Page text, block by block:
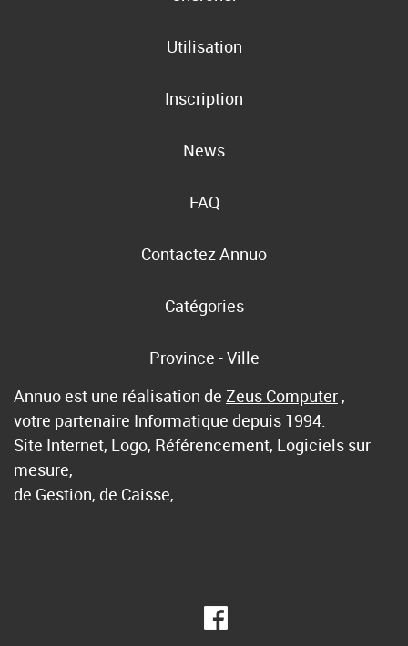
Utilisation
Inscription
News
FAQ
Contactez Annuo
Catégories
Province - Ville
Annuo est une réalisation de Zeus Computer ,
votre partenaire Informatique depuis 1994.
Site Internet, Logo, Référencement, Logiciels sur
mesure,
de Gestion, de Caisse, …